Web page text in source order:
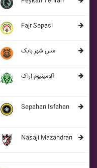
Fajr Sepasi
مس شهر بابک
آلومينيوم اراک
Sepahan Isfahan
Nasaji Mazandran